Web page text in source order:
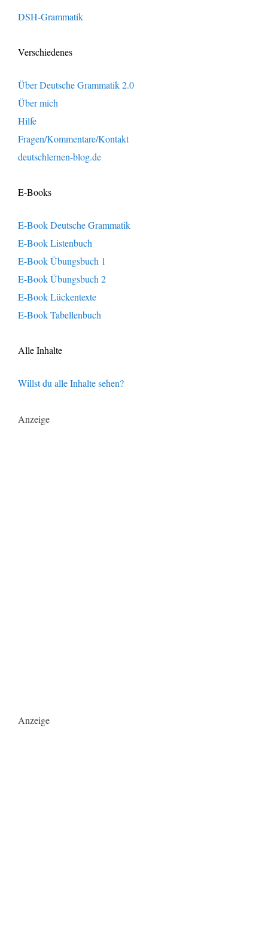
DSH-Grammatik
Verschiedenes
Über Deutsche Grammatik 2.0
Über mich
Hilfe
Fragen/Kommentare/Kontakt
deutschlernen-blog.de
E-Books
E-Book Deutsche Grammatik
E-Book Listenbuch
E-Book Übungsbuch 1
E-Book Übungsbuch 2
E-Book Lückentexte
E-Book Tabellenbuch
Alle Inhalte
Willst du alle Inhalte sehen?
Anzeige
Anzeige